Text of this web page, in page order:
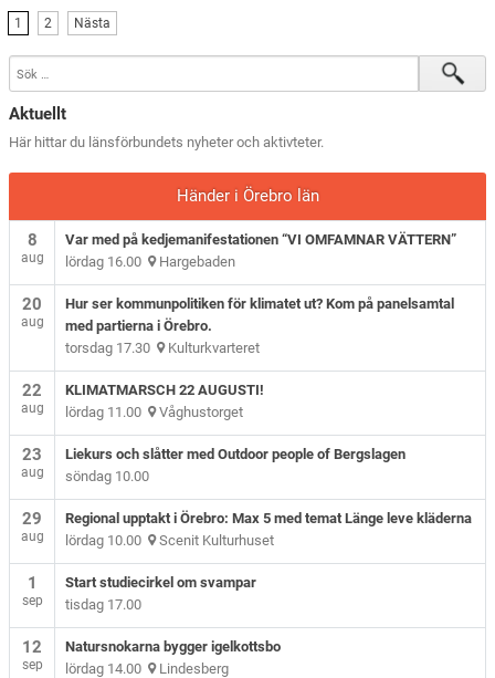
1 2 Nästa
Aktuellt
Här hittar du länsförbundets nyheter och aktivteter.
Händer i Örebro län
8
aug
Var med på kedjemanifestationen “VI OMFAMNAR VÄTTERN”
lördag 16.00 Hargebaden
20
aug
Hur ser kommunpolitiken för klimatet ut? Kom på panelsamtal
med partierna i Örebro.
torsdag 17.30 Kulturkvarteret
22
aug
KLIMATMARSCH 22 AUGUSTI!
lördag 11.00 Våghustorget
23
aug
Liekurs och slåtter med Outdoor people of Bergslagen
söndag 10.00
29
aug
Regional upptakt i Örebro: Max 5 med temat Länge leve kläderna
lördag 10.00 Scenit Kulturhuset
1
sep
Start studiecirkel om svampar
tisdag 17.00
12
sep
Natursnokarna bygger igelkottsbo
lördag 14.00 Lindesberg